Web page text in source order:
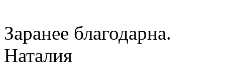
Заранее благодарна.
Наталия